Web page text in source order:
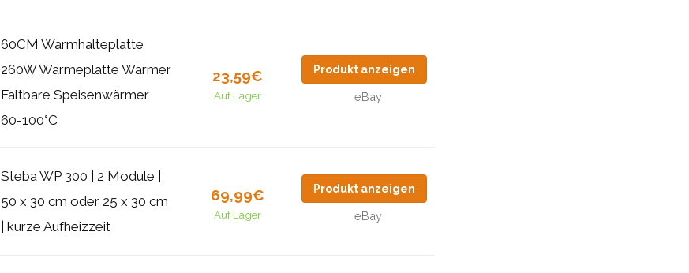
60CM Warmhalteplatte
260W Wärmeplatte Wärmer
Faltbare Speisenwärmer
60-100°C
23,59€
Auf Lager
Produkt anzeigen
eBay
Steba WP 300 | 2 Module |
50 x 30 cm oder 25 x 30 cm
| kurze Aufheizzeit
69,99€
Auf Lager
Produkt anzeigen
eBay